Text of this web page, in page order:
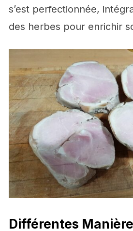
s’est perfectionnée,
des herbes pour enrichir
Différentes